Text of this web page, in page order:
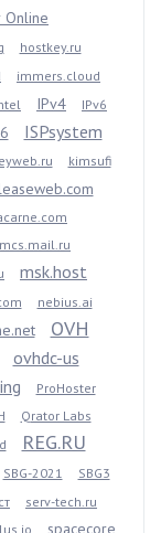
Online
hostkey.ru
immers.cloud
IPv4 IPv6
ISPsystem
kimsufi
mcs.mail.ru
msk.host
nebius.ai
OVH
ovhdc-us
ProHoster
Qrator Labs
REG.RU
SBG-2021 SBG3
serv-tech.ru
spacecore